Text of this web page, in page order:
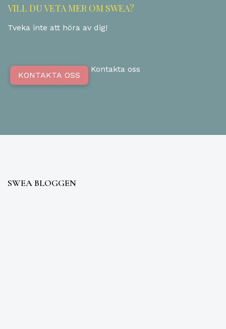
VILL DU VETA MER OM SWEA?
Tveka inte att höra av dig!
KONTAKTA OSS
Kontakta oss
SWEA BLOGGEN